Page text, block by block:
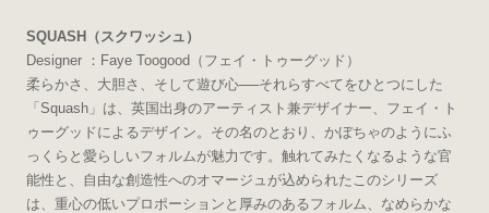
SQUASH（スクワッシュ）
Designer ：Faye Toogood（フェイ・トゥーグッド）
柔らかさ、大胆さ、そして遊び心──それらすべてをひとつにした
「Squash」は、英国出身のアーティスト兼デザイナー、フェイ・ト
ゥーグッドによるデザイン。その名のとおり、かぼちゃのようにふ
っくらと愛らしいフォルムが魅力です。触れてみたくなるような官
能性と、自由な創造性へのオマージュが込められたこのシリーズ
は、重心の低いプロポーションと厚みのあるフォルム、なめらかな